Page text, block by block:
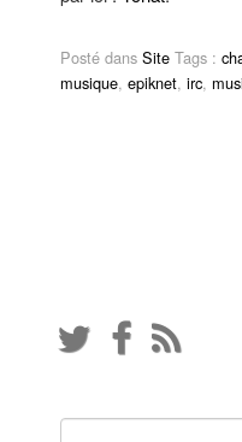
Posté dans Site Tags :
musique, epiknet, irc,